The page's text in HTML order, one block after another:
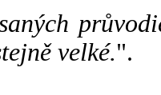
velké.".